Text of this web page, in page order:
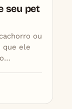
seu pet
ou
que ele